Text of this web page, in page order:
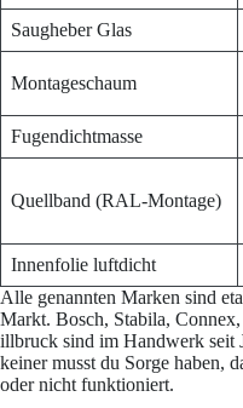
Saugheber Glas
Montageschaum
Fugendichtmasse
Quellband (RAL-Montage)
Innenfolie luftdicht
Alle genannten Marken sind
Markt. Bosch, Stabila,
illbruck sind im Handwerk seit
keiner musst du Sorge haben,
oder nicht funktioniert.